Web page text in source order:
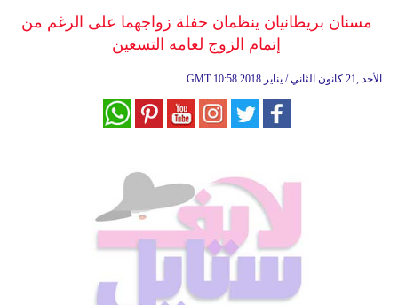
مسنان بريطانيان ينظمان حفلة زواجهما على الرغم من
إتمام الزوج لعامه التسعين
GMT 10:58 2018 الأحد ,21 كانون الثاني / يناير